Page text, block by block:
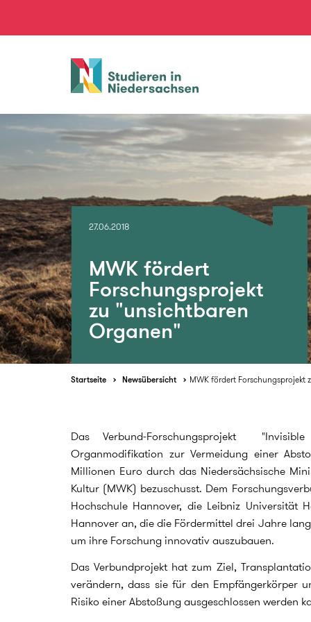
Studieren
in
27.06.2018
MWK fördert
Forschungsprojekt
zu "unsichtbaren
Organen"
Startseite Newsübersicht MWK fördert Forschungsprojekt
Das Verbund-Forschungsprojekt
Organmodifikation zur Vermeidung einer
Millionen Euro durch das Niedersächsische
Kultur (MWK) bezuschusst. Dem
Hochschule Hannover, die Leibniz Universität
Hannover an, die die Fördermittel drei Jahre
um ihre Forschung innovativ auszubauen.
Das Verbundprojekt hat zum Ziel,
verändern, dass sie für den Empfängerkörper
Risiko einer Abstoßung ausgeschlossen werden